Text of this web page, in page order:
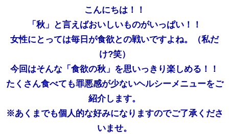
こんにちは！！
「秋」と言えばおいしいものがいっぱい！！
女性にとっては毎日が食欲との戦いですよね。（私だ
け?笑）
今回はそんな「食欲の秋」を思いっきり楽しめる！！
たくさん食べても罪悪感が少ないヘルシーメニューをご
紹介します。
※あくまでも個人的な好みになりますのでご了承くださ
いませ。